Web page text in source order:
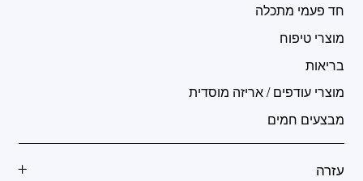
חד פעמי מתכלה
מוצרי טיפוח
בריאות
מוצרי עודפים / אריזה מוסדית
מבצעים חמים
עזרה